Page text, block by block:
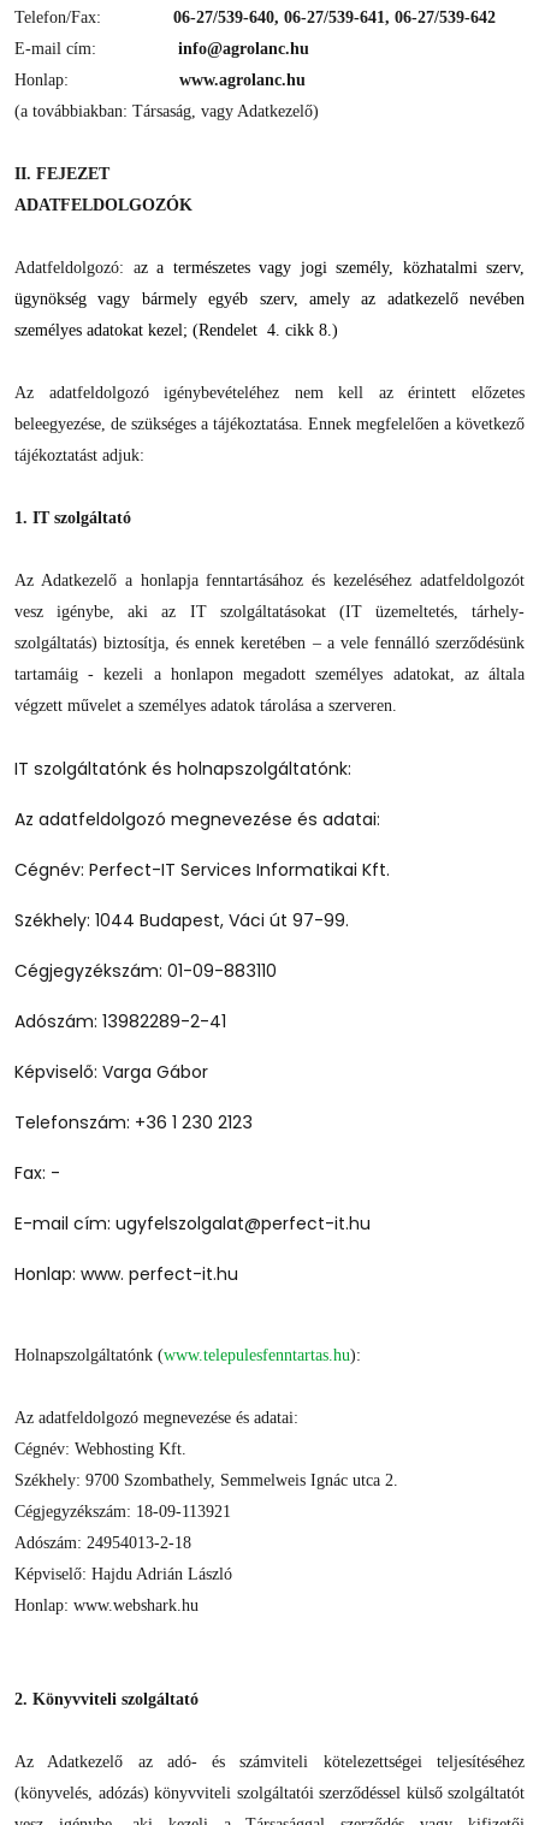
Telefon/Fax: 06-27/539-640, 06-27/539-641, 06-27/539-642
E-mail cím: info@agrolanc.hu
Honlap: www.agrolanc.hu
(a továbbiakban: Társaság, vagy Adatkezelő)
II. FEJEZET
ADATFELDOLGOZÓK
Adatfeldolgozó: az a természetes vagy jogi személy, közhatalmi szerv,
ügynökség vagy bármely egyéb szerv, amely az adatkezelő nevében
személyes adatokat kezel; (Rendelet 4. cikk 8.)
Az adatfeldolgozó igénybevételéhez nem kell az érintett előzetes
beleegyezése, de szükséges a tájékoztatása. Ennek megfelelően a következő
tájékoztatást adjuk:
1. IT szolgáltató
Az Adatkezelő a honlapja fenntartásához és kezeléséhez adatfeldolgozót
vesz igénybe, aki az IT szolgáltatásokat (IT üzemeltetés, tárhely-
szolgáltatás) biztosítja, és ennek keretében – a vele fennálló szerződésünk
tartamáig - kezeli a honlapon megadott személyes adatokat, az általa
végzett művelet a személyes adatok tárolása a szerveren.
IT szolgáltatónk és holnapszolgáltatónk:
Az adatfeldolgozó megnevezése és adatai:
Cégnév: Perfect-IT Services Informatikai Kft.
Székhely: 1044 Budapest, Váci út 97-99.
Cégjegyzékszám: 01-09-883110
Adószám: 13982289-2-41
Képviselő: Varga Gábor
Telefonszám: +36 1 230 2123
Fax: -
E-mail cím: ugyfelszolgalat@perfect-it.hu
Honlap: www. perfect-it.hu
Holnapszolgáltatónk (www.telepulesfenntartas.hu):
Az adatfeldolgozó megnevezése és adatai:
Cégnév: Webhosting Kft.
Székhely: 9700 Szombathely, Semmelweis Ignác utca 2.
Cégjegyzékszám: 18-09-113921
Adószám: 24954013-2-18
Képviselő: Hajdu Adrián László
Honlap: www.webshark.hu
2. Könyvviteli szolgáltató
Az Adatkezelő az adó- és számviteli kötelezettségei teljesítéséhez
(könyvelés, adózás) könyvviteli szolgáltatói szerződéssel külső szolgáltatót